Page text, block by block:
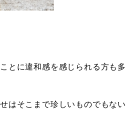
とに違和感を感じられる方も多
はそこまで珍しいものでもない